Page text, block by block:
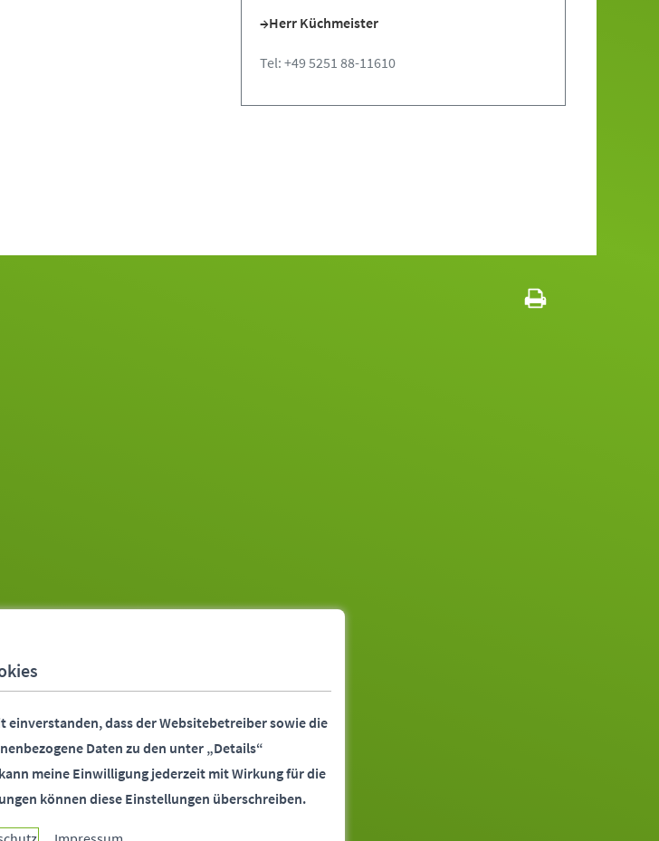
Herr Küchmeister
Tel: +49 5251 88-11610
einverstanden, dass der Websitebetreiber sowie die
Daten zu den unter „Details“
meine Einwilligung jederzeit mit Wirkung für die
können diese Einstellungen überschreiben.